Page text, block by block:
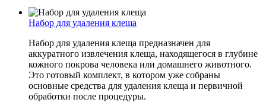
Набор для удаления клеща
Набор для удаления клеща предназначен для
аккуратного извлечения клеща, находящегося в глубине
кожного покрова человека или домашнего животного.
Это готовый комплект, в котором уже собраны
основные средства для удаления клеща и первичной
обработки после процедуры.